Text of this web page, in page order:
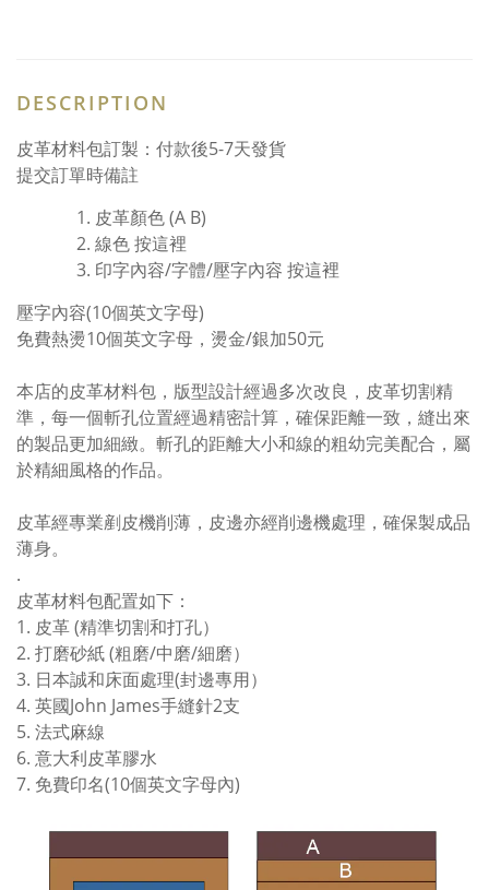
DESCRIPTION
皮革材料包訂製：付款後5-7天發貨
提交訂單時備註
皮革顏色 (A B)
線色按這裡
印字內容/字體/壓字內容 按這裡
壓字內容(10個英文字母)
免費熱燙10個英文字母，燙金/銀加50元
本店的皮革材料包，版型設計經過多次改良，皮革切割精
準，每一個斬孔位置經過精密計算，確保距離一致，縫出來
的製品更加細緻。斬孔的距離大小和線的粗幼完美配合，屬
於精細風格的作品。
皮革經專業剷皮機削薄，皮邊亦經削邊機處理，確保製成品
薄身。
.
皮革材料包配置如下：
1. 皮革 (精準切割和打孔）
2. 打磨砂紙 (粗磨/中磨/細磨）
3. 日本誠和床面處理(封邊專用）
4. 英國John James手縫針2支
5. 法式麻線
6. 意大利皮革膠水
7. 免費印名(10個英文字母內)